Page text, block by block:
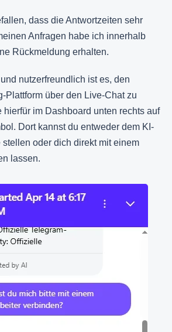
dass die Antwortzeiten sehr
Anfragen habe ich innerhalb
Rückmeldung erhalten.
nutzerfreundlich ist es, den
Plattform über den Live-Chat zu
hierfür im Dashboard unten rechts auf
Dort kannst du entweder dem KI-
oder dich direkt mit einem
lassen.